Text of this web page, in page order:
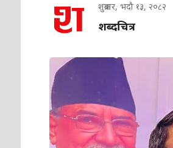
शुक्रबार, भदौ १३, २०८२
शब्दचित्र